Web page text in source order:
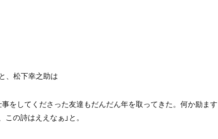
、松下幸之助は
事をしてくださった友達もだんだん年を取ってきた。何か励ます
の詩はええなぁ」と。